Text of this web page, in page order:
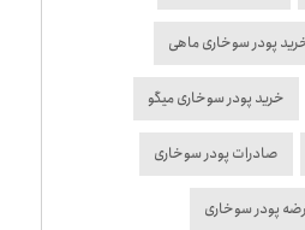
پودر سوخاری ماهی
خرید پودر سوخاری میگو
صادرات پودر سوخاری
پودر سوخاری